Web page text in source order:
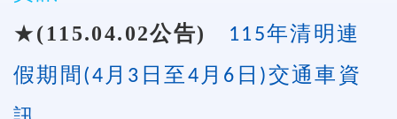
★(115.04.02公告)
115年清明連
假期間(4月3日至4月6日)交通車資